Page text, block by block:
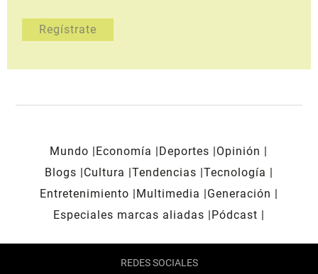
Mundo Economía Deportes
Opinión
Blogs
Cultura Tendencias Tecnología
Entretenimiento
Multimedia
Generación
Especiales marcas aliadas
Pódcast
REDES SOCIALES